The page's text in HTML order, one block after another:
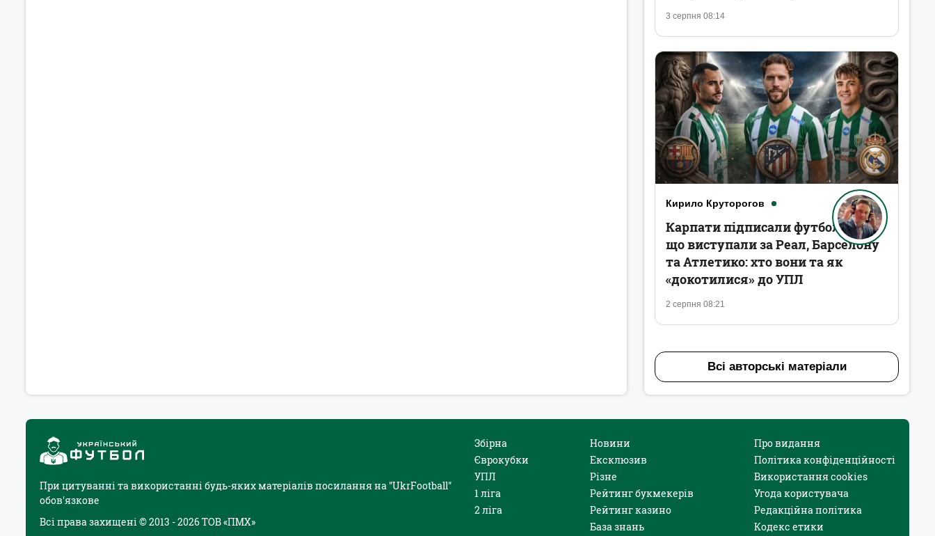
3 серпня 08:14
Кирило Круторогов
2 серпня 08:21
Карпати підписали футболістів,
що виступали за Реал, Барселону
та Атлетико: хто вони та як
«докотилися» до УПЛ
Всі авторські матеріали
При цитуванні та використанні будь-яких матеріалів посилання на "UkrFootball"
обов'язкове
Всі права захищені © 2013 - 2026 ТОВ «ПМХ»
Збірна
Єврокубки
УПЛ
1 ліга
2 ліга
Новини
Ексклюзив
Різне
Рейтинг букмекерів
Рейтинг казино
База знань
Про видання
Політика конфіденційності
Використання cookies
Угода користувача
Редакційна політика
Кодекс етики